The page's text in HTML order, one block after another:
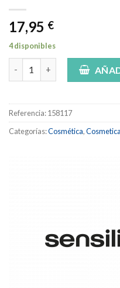
17,95 €
4 disponibles
Sensilis Máscara de
Referencia:158117
Categorías:Cosmética,